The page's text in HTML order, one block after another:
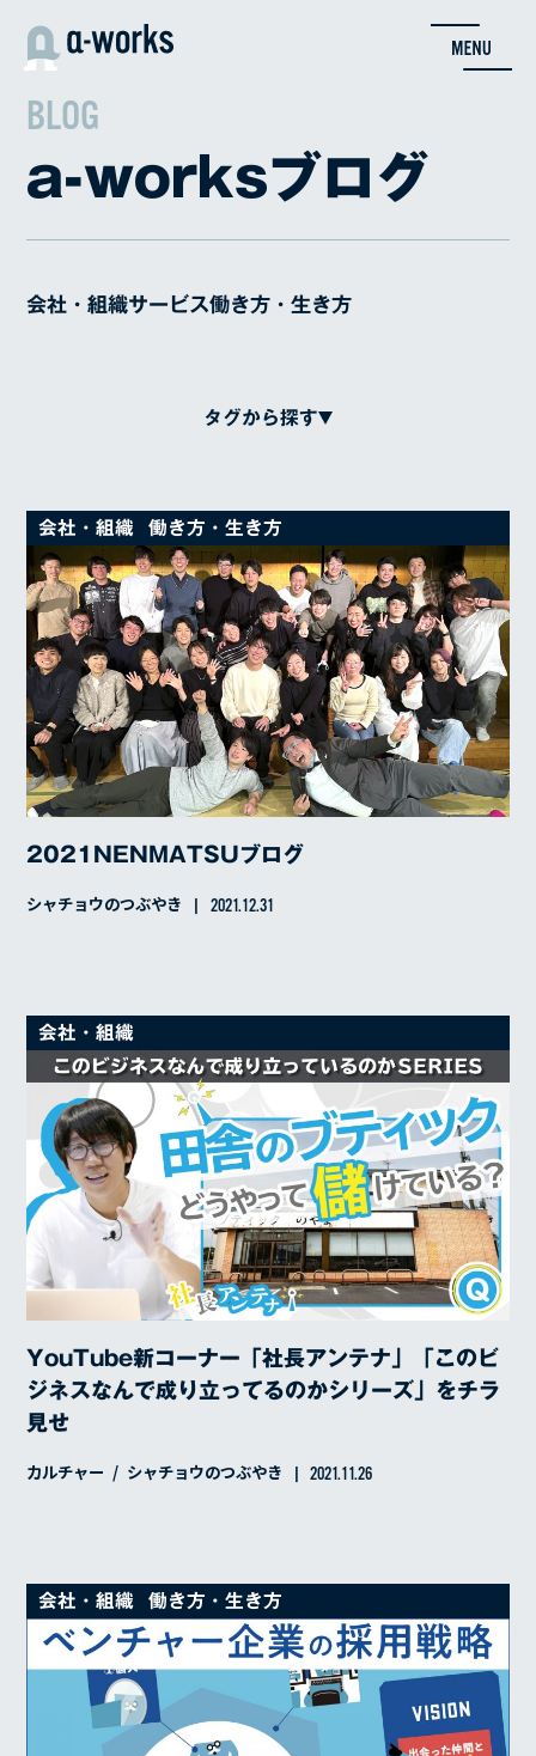
BLOG
a-worksブログ
会社・組織サービス働き方・生き方
タグから探す
Adcent クリエイティブ 変態
対談
スキルアップ
インタビュー
カルチャー
仕事内容
はたらく人
イベントレポート
シャチョウのつぶやき
会社・組織 働き方・生き方
2021NENMATSUブログ
シャチョウのつぶやき 2021.12.31
会社・組織
YouTube新コーナー「社長アンテナ」「このビ
ジネスなんで成り立ってるのかシリーズ」をチラ
見せ
カルチャー シャチョウのつぶやき 2021.11.26
会社・組織 働き方・生き方